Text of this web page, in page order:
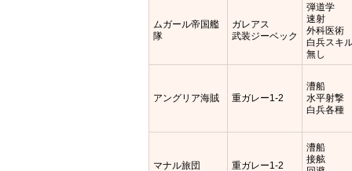
ムガール帝国艦
隊
ガレアス
武装ジーベック
弾道学
速射
外科医術
白兵スキ
無し
アングリア海賊 重ガレー1-2
漕船
水平射撃
白兵各種
マナル旅団 重ガレー1-2
漕船
接舷